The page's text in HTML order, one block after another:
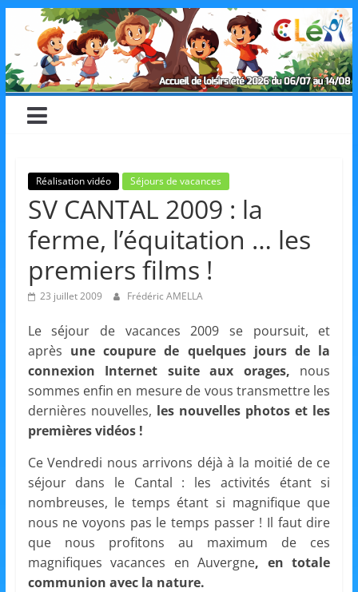
content
CLéA
–
pour
les
Loisirs,
l'éducation
et
l'Animation
–
Stiring-
Wendel
Réalisation vidéo Séjours de vacances
SV CANTAL 2009 : la
ferme, l’équitation … les
premiers films !
23 juillet 2009 Frédéric AMELLA
Le séjour de vacances 2009 se poursuit, et
après une coupure de quelques jours de la
connexion Internet suite aux orages, nous
sommes enfin en mesure de vous transmettre les
dernières nouvelles, les nouvelles photos et les
premières vidéos !
Ce Vendredi nous arrivons déjà à la moitié de ce
séjour dans le Cantal : les activités étant si
nombreuses, le temps étant si magnifique que
nous ne voyons pas le temps passer ! Il faut dire
que nous profitons au maximum de ces
magnifiques vacances en Auvergne, en totale
communion avec la nature.